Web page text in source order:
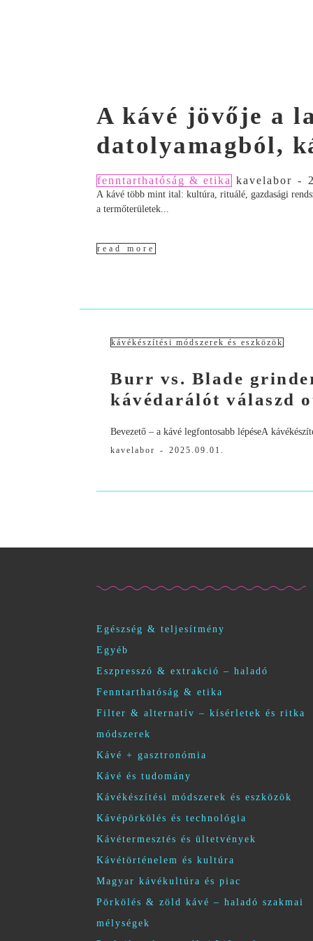
A kávé jövője a
datolyamagból,
fenntarthatóság & etika kavelabor -
A kávé több mint ital: kultúra, rituálé, gazdasági
a termőterületek...
read more
kávékészítési módszerek és eszközök
Burr vs. Blade
kávédarálót válaszd
Bevezető – a kávé legfontosabb lépéseA
kavelabor - 2025.09.01.
Egészség & teljesítmény
Egyéb
Eszpresszó & extrakció – haladó
Fenntarthatóság & etika
Filter & alternatív – kísérletek és ritka
módszerek
Kávé + gasztronómia
Kávé és tudomány
Kávékészítési módszerek és eszközök
Kávépörkölés és technológia
Kávétermesztés és ültetvények
Kávétörténelem és kultúra
Magyar kávékultúra és piac
Pörkölés & zöld kávé – haladó szakmai
mélységek